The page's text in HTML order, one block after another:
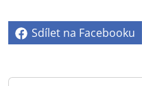
Sdílet na Facebooku